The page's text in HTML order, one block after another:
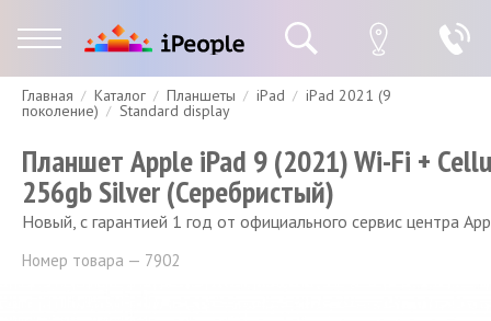
Гарантия Доставка и оплата Спецпредложения
Главная Каталог Планшеты iPad iPad 2021 (9
поколение) Standard display
Планшет Apple iPad 9 (2021) Wi-Fi +
256gb Silver (Серебристый)
Новый, с гарантией 1 год от официального сервис центра
Номер товара — 7902